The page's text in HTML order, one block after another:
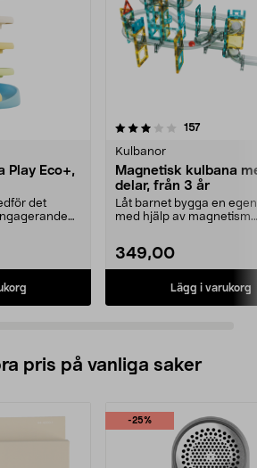
Play Eco+,
det
157
Kulbanor
Magnetisk kulbana
delar, från 3 år
Låt barnet bygga en
med hjälp av magnetism.
349,00
Lägg i varukorg
4.5 av 5 stjärnor
pris på vanliga saker
-25%